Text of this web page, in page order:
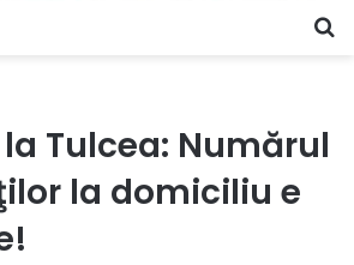
la Tulcea: Numărul
la domiciliu e